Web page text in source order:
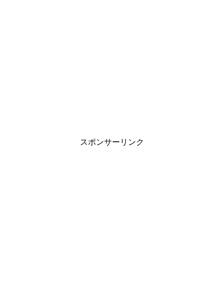
スポンサーリンク